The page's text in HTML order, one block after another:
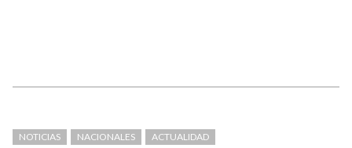
NOTICIAS NACIONALES ACTUALIDAD